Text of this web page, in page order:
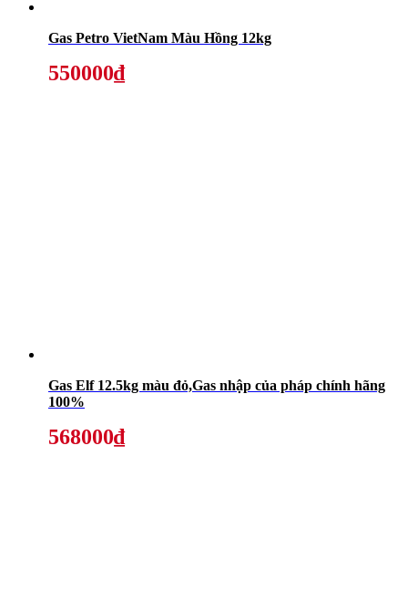
Gas Petro VietNam Màu Hồng 12kg
550000₫
Gas Elf 12.5kg màu đỏ,Gas nhập của pháp chính hãng
100%
568000₫